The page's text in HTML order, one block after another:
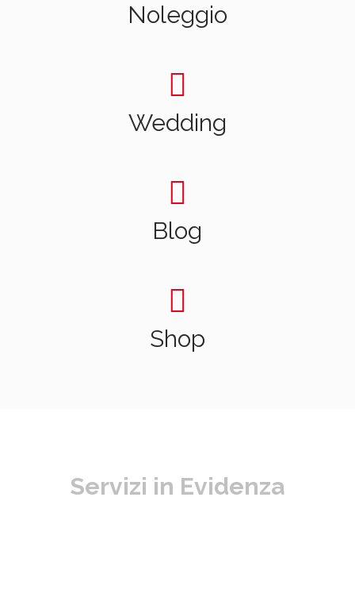
Noleggio
Wedding
Blog
Shop
Servizi in Evidenza